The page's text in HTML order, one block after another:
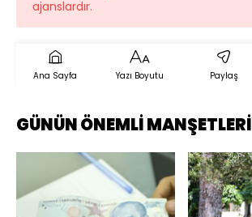
ajanslardır.
Ana Sayfa Yazı Boyutu Paylaş
GÜNÜN ÖNEMLİ MANŞETLERİ